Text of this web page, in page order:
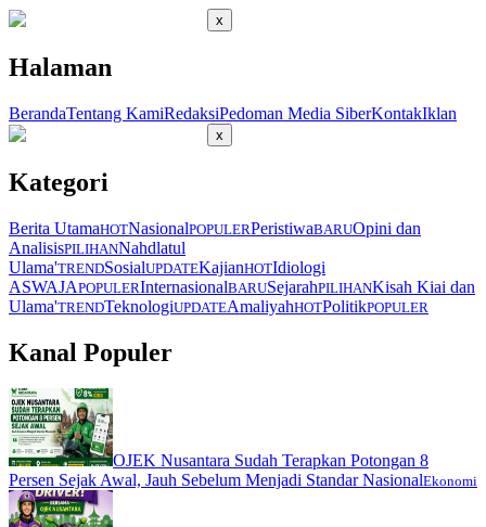
x
Halaman
BerandaTentang KamiRedaksiPedoman Media SiberKontakIklan
x
Kategori
Berita UtamaHOTNasionalPOPULERPeristiwaBARUOpini dan
AnalisisPILIHANNahdlatul
Ulama'TRENDSosialUPDATEKajianHOTIdiologi
ASWAJAPOPULERInternasionalBARUSejarahPILIHANKisah Kiai dan
Ulama'TRENDTeknologiUPDATEAmaliyahHOTPolitikPOPULER
Kanal Populer
OJEK Nusantara Sudah Terapkan Potongan 8
Persen Sejak Awal, Jauh Sebelum Menjadi Standar NasionalEkonomi